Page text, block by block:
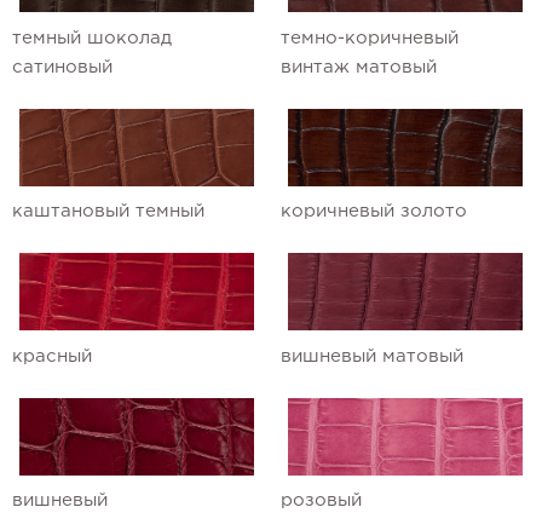
темный шоколад
сатиновый
темно-коричневый
винтаж матовый
каштановый темный коричневый золото
красный вишневый матовый
вишневый розовый
Ремешки для часов Ulysse Nardin
Constantin
Ремешки для часов Zenith